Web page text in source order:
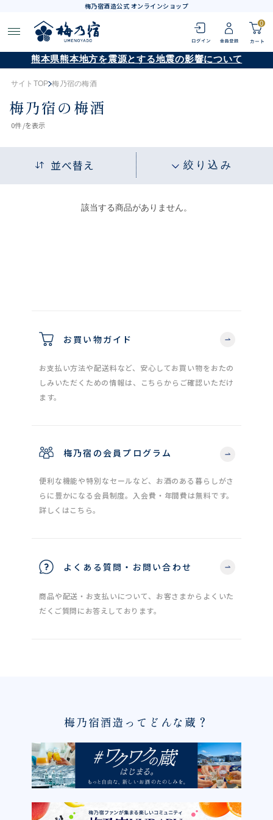
梅乃宿酒造公式 オンラインショップ
0
熊本県熊本地方を震源とする地震の影響について
サイトTOP 梅乃宿の梅酒
梅乃宿の梅酒
0件 /を表示
並べ替え 絞り込み
該当する商品がありません。
お買い物ガイド
お支払い方法や配送料など、安心してお買い物をおたの
しみいただくための情報は、こちらからご確認いただけ
ます。
梅乃宿の会員プログラム
便利な機能や特別なセールなど、お酒のある暮らしがさ
らに豊かになる会員制度。入会費・年間費は無料です。
詳しくはこちら。
よくある質問・お問い合わせ
商品や配送・お支払いについて、お客さまからよくいた
だくご質問にお答えしております。
梅乃宿酒造ってどんな蔵？